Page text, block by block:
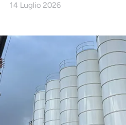
14 Luglio 2026